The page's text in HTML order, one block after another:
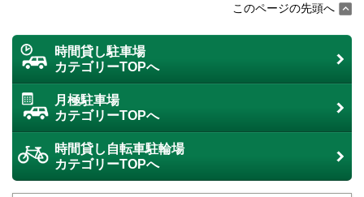
このページの先頭へ
時間貸し駐車場
カテゴリーTOPへ
月極駐車場
カテゴリーTOPへ
時間貸し自転車駐輪場
カテゴリーTOPへ